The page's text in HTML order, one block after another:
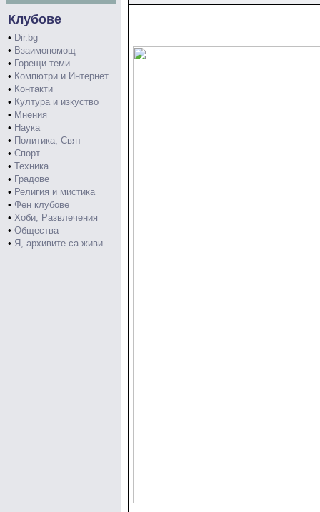
Клубове
• Dir.bg
• Взаимопомощ
• Горещи теми
• Компютри и Интернет
• Контакти
• Култура и изкуство
• Мнения
• Наука
• Политика, Свят
• Спорт
• Техника
• Градове
• Религия и мистика
• Фен клубове
• Хоби, Развлечения
• Общества
• Я, архивите са живи